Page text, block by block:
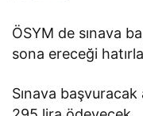
ÖSYM de sınava
sona ereceği
Sınava